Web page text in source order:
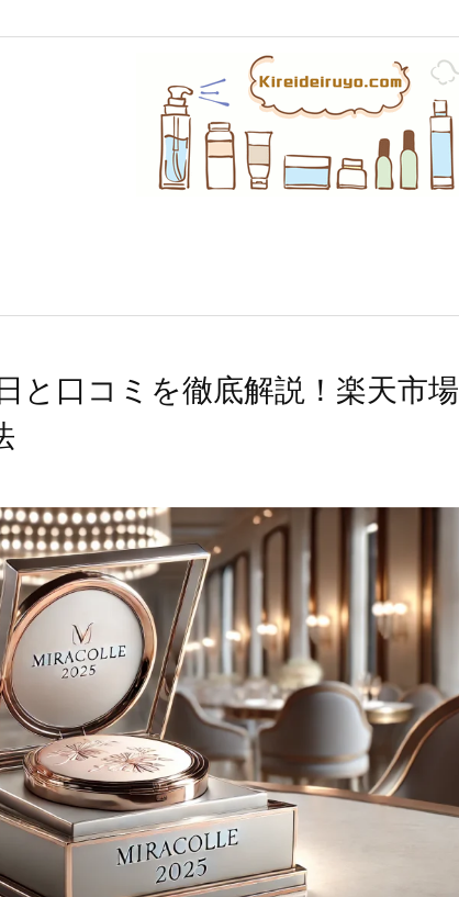
と口コミを徹底解説！楽天市場